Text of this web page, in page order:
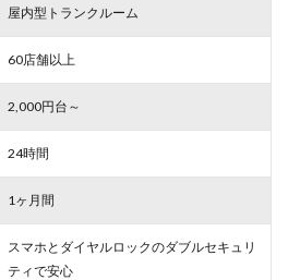
屋内型トランクルーム
60店舗以上
2,000円台～
24時間
1ヶ月間
スマホとダイヤルロックのダブルセキュリ
ティで安心